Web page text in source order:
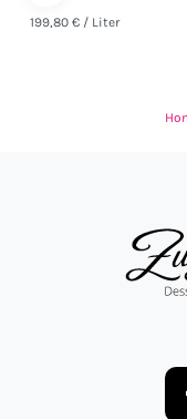
199,80 € / Liter